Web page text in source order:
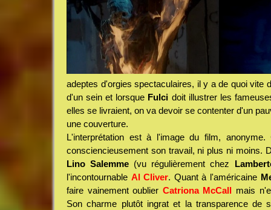
adeptes d'orgies spectaculaires, il y a de quoi vite
d'un sein et lorsque Fulci doit illustrer les
elles se livraient, on va devoir se contenter d'un
une couverture.
L'interprétation est à l'image du film,
consciencieusement son travail, ni plus ni moins.
Lino Salemme (vu régulièrement chez
l'incontournable Al Cliver. Quant à l'américaine
faire vainement oublier Catriona McCall mais
Son charme plutôt ingrat et la transparence de